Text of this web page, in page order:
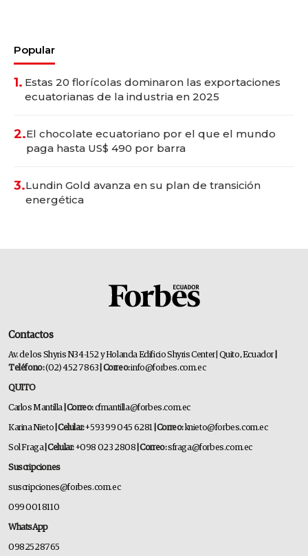
Popular
1. Estas 20 florícolas dominaron las exportaciones
ecuatorianas de la industria en 2025
2.El chocolate ecuatoriano por el que el mundo
paga hasta US$ 490 por barra
3.Lundin Gold avanza en su plan de transición
energética
Contactos
Av. de los Shyris N34-152 y Holanda Edificio Shyris Center | Quito, Ecuador
Teléfono:(02) 452 7863 | Correo:info@forbes.com.ec
QUITO
Carlos Mantilla | Correo:cfmantilla@forbes.com.ec
Karina Nieto | Celular:+593 99 045 6281 | Correo:knieto@forbes.com.ec
Sol Fraga| Celular:+098 023 2808 | Correo:sfraga@forbes.com.ec
Suscripciones
suscripciones@forbes.com.ec
099 001 8110
WhatsApp
0982528765